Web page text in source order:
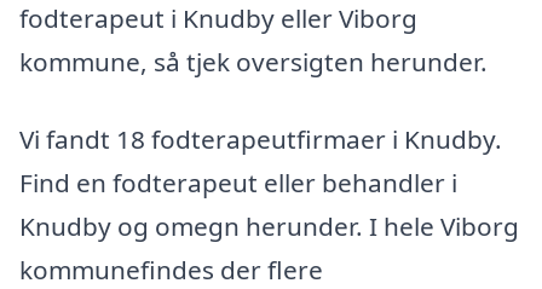
fodterapeut i Knudby eller Viborg
kommune, så tjek oversigten herunder.
Vi fandt 18 fodterapeutfirmaer i Knudby.
Find en fodterapeut eller behandler i
Knudby og omegn herunder. I hele Viborg
kommunefindes der flere